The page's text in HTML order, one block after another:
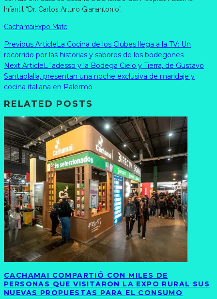
Infantil “Dr. Carlos Arturo Gianantonio”.
CachamaiExpo Mate
Previous ArticleLa Cocina de los Clubes llega a la TV: Un
recorrido por las historias y sabores de los bodegones
Next ArticleL´adesso y la Bodega Cielo y Tierra, de Gustavo
Santaolalla, presentan una noche exclusiva de maridaje y
cocina italiana en Palermo
RELATED POSTS
CACHAMAI COMPARTIÓ CON MILES DE
PERSONAS QUE VISITARON LA EXPO RURAL SUS
NUEVAS PROPUESTAS PARA EL CONSUMO